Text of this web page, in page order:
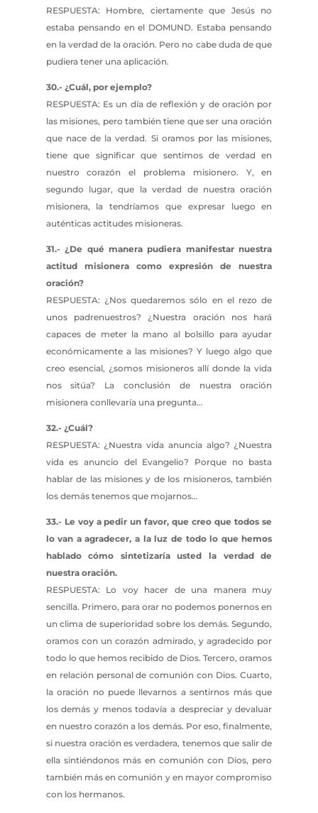
RESPUESTA: Hombre, ciertamente que Jesús no
estaba pensando en el DOMUND. Estaba pensando
en la verdad de la oración. Pero no cabe duda de que
pudiera tener una aplicación.
30.- ¿Cuál, por ejemplo?
RESPUESTA: Es un día de reflexión y de oración por
las misiones, pero también tiene que ser una oración
que nace de la verdad. Si oramos por las misiones,
tiene que significar que sentimos de verdad en
nuestro corazón el problema misionero. Y, en
segundo lugar, que la verdad de nuestra oración
misionera, la tendríamos que expresar luego en
auténticas actitudes misioneras.
31.- ¿De qué manera pudiera manifestar nuestra
actitud misionera como expresión de nuestra
oración?
RESPUESTA: ¿Nos quedaremos sólo en el rezo de
unos padrenuestros? ¿Nuestra oración nos hará
capaces de meter la mano al bolsillo para ayudar
económicamente a las misiones? Y luego algo que
creo esencial, ¿somos misioneros allí donde la vida
nos sitúa? La conclusión de nuestra oración
misionera conllevaría una pregunta…
32.- ¿Cuál?
RESPUESTA: ¿Nuestra vida anuncia algo? ¿Nuestra
vida es anuncio del Evangelio? Porque no basta
hablar de las misiones y de los misioneros, también
los demás tenemos que mojarnos…
33.- Le voy a pedir un favor, que creo que todos se
lo van a agradecer, a la luz de todo lo que hemos
hablado cómo sintetizaría usted la verdad de
nuestra oración.
RESPUESTA: Lo voy hacer de una manera muy
sencilla. Primero, para orar no podemos ponernos en
un clima de superioridad sobre los demás. Segundo,
oramos con un corazón admirado, y agradecido por
todo lo que hemos recibido de Dios. Tercero, oramos
en relación personal de comunión con Dios. Cuarto,
la oración no puede llevarnos a sentirnos más que
los demás y menos todavía a despreciar y devaluar
en nuestro corazón a los demás. Por eso, finalmente,
si nuestra oración es verdadera, tenemos que salir de
ella sintiéndonos más en comunión con Dios, pero
también más en comunión y en mayor compromiso
con los hermanos.